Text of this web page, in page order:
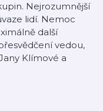
Nejrozumnější
lidí. Nemoc
další
vedou,
Klímové a